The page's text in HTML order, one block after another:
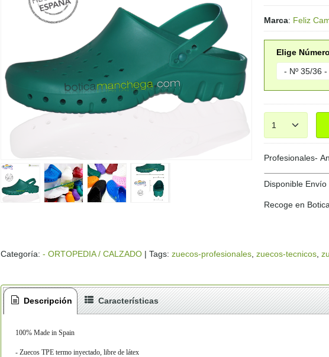
Marca: Feliz
Elige
Profesionales-
Disponible Envío
Recoge en
Categoría: - ORTOPEDIA / CALZADO| Tags: zuecos-profesionales zuecos-tecnicos
Descripción Características
100% Made in Spain
- Zuecos TPE termo inyectado, libre de látex